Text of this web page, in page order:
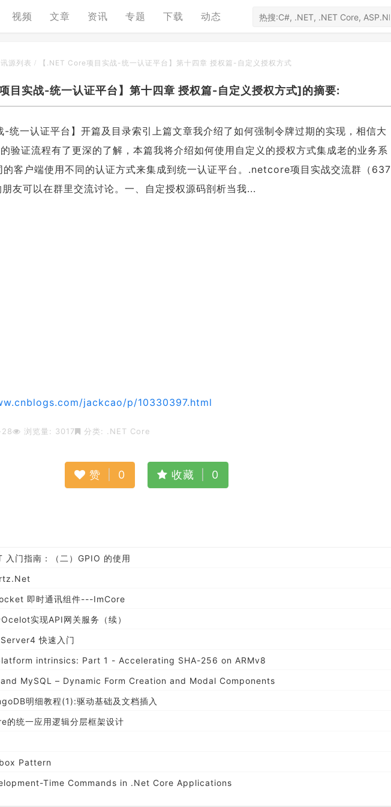
视频 文章 资讯 专题 下载 动态
源列表 / 【.NET Core项目实战-统一认证平台】第十四章 授权篇-自定义授权方式
目实战-统一认证平台】第十四章 授权篇-自定义授权方式]的摘要:
-统一认证平台】开篇及目录索引上篇文章我介绍了如何强制令牌过期的实现，相信大
证流程有了更深的了解，本篇我将介绍如何使用自定义的授权方式集成老的业务系
的客户端使用不同的认证方式来集成到统一认证平台。.netcore项目实战交流群（637
友可以在群里交流讨论。一、自定授权源码剖析当我...
jackcao/p/10330397.html
浏览量: 3017 分类: .NET Core
赞 0 收藏 0
门指南：（二）GPIO 的使用
即时通讯组件---ImCore
实现API网关服务（续）
快速入门
intrinsics: Part 1 - Accelerating SHA-256 on ARMv8
MySQL – Dynamic Form Creation and Modal Components
明细教程(1):驱动基础及文档插入
的统一应用逻辑分层框架设计
Pattern
Time Commands in .Net Core Applications